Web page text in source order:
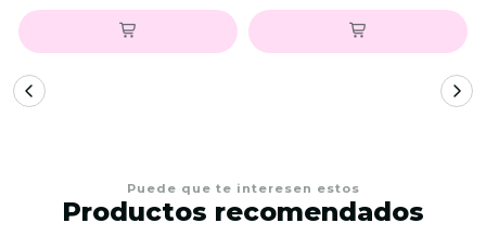
Puede que te interesen estos
Productos recomendados